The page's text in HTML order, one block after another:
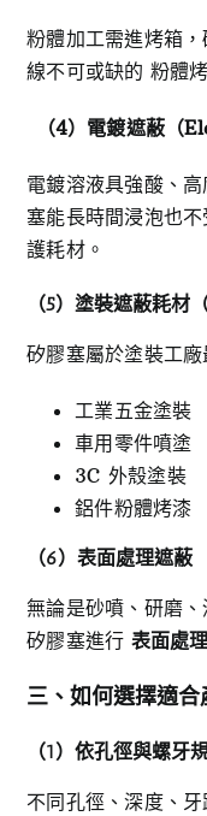
粉體加工需進烤箱
線不可或缺的 粉體
（4）電鍍遮蔽（
電鍍溶液具強酸、
塞能長時間浸泡也
護耗材。
（5）塗裝遮蔽耗材
矽膠塞屬於塗裝工廠
工業五金塗裝
車用零件噴塗
3C 外殼塗裝
鋁件粉體烤漆
（6）表面處理遮蔽
無論是砂噴、研磨
矽膠塞進行 表面處
三、如何選擇適合
（1）依孔徑與螺牙
不同孔徑、深度、